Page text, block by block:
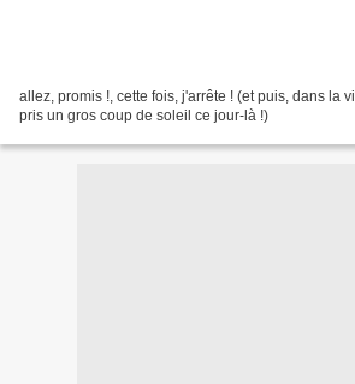
allez, promis !, cette fois, j'arrête ! (et puis, dans la
pris un gros coup de soleil ce jour-là !)